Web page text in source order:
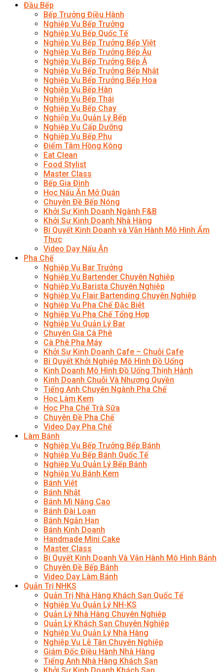
Đầu Bếp
Bếp Trưởng Điều Hành
Nghiệp Vụ Bếp Trưởng
Nghiệp Vụ Bếp Quốc Tế
Nghiệp Vụ Bếp Trưởng Bếp Việt
Nghiệp Vụ Bếp Trưởng Bếp Âu
Nghiệp Vụ Bếp Trưởng Bếp Á
Nghiệp Vụ Bếp Trưởng Bếp Nhật
Nghiệp Vụ Bếp Trưởng Bếp Hoa
Nghiệp Vụ Bếp Hàn
Nghiệp Vụ Bếp Thái
Nghiệp Vụ Bếp Chay
Nghiệp Vụ Quản Lý Bếp
Nghiệp Vụ Cấp Dưỡng
Nghiệp Vụ Bếp Phụ
Điểm Tâm Hồng Kông
Eat Clean
Food Stylist
Master Class
Bếp Gia Đình
Học Nấu Ăn Mở Quán
Chuyên Đề Bếp Nóng
Khởi Sự Kinh Doanh Ngành F&B
Khởi Sự Kinh Doanh Nhà Hàng
Bí Quyết Kinh Doanh và Vận Hành Mô Hình Ẩm
Thực
Video Dạy Nấu Ăn
Pha Chế
Nghiệp Vụ Bar Trưởng
Nghiệp Vụ Bartender Chuyên Nghiệp
Nghiệp Vụ Barista Chuyên Nghiệp
Nghiệp Vụ Flair Bartending Chuyên Nghiệp
Nghiệp Vụ Pha Chế Đặc Biệt
Nghiệp Vụ Pha Chế Tổng Hợp
Nghiệp Vụ Quản Lý Bar
Chuyên Gia Cà Phê
Cà Phê Pha Máy
Khởi Sự Kinh Doanh Cafe – Chuỗi Cafe
Bí Quyết Khởi Nghiệp Mô Hình Đồ Uống
Kinh Doanh Mô Hình Đồ Uống Thịnh Hành
Kinh Doanh Chuỗi Và Nhượng Quyền
Tiếng Anh Chuyên Ngành Pha Chế
Học Làm Kem
Học Pha Chế Trà Sữa
Chuyên Đề Pha Chế
Video Dạy Pha Chế
Làm Bánh
Nghiệp Vụ Bếp Trưởng Bếp Bánh
Nghiệp Vụ Bếp Bánh Quốc Tế
Nghiệp Vụ Quản Lý Bếp Bánh
Nghiệp Vụ Bánh Kem
Bánh Việt
Bánh Nhật
Bánh Mì Nâng Cao
Bánh Đài Loan
Bánh Ngắn Hạn
Bánh Kinh Doanh
Handmade Mini Cake
Master Class
Bí Quyết Kinh Doanh Và Vận Hành Mô Hình Bánh
Chuyên Đề Bếp Bánh
Video Dạy Làm Bánh
Quản Trị NHKS
Quản Trị Nhà Hàng Khách Sạn Quốc Tế
Nghiệp Vụ Quản Lý NH-KS
Quản Lý Nhà Hàng Chuyên Nghiệp
Quản Lý Khách Sạn Chuyên Nghiệp
Nghiệp Vụ Quản Lý Nhà Hàng
Nghiệp Vụ Lễ Tân Chuyên Nghiệp
Giám Đốc Điều Hành Nhà Hàng
Tiếng Anh Nhà Hàng Khách Sạn